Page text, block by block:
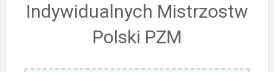
Indywidualnych Mistrzostw
Polski PZM